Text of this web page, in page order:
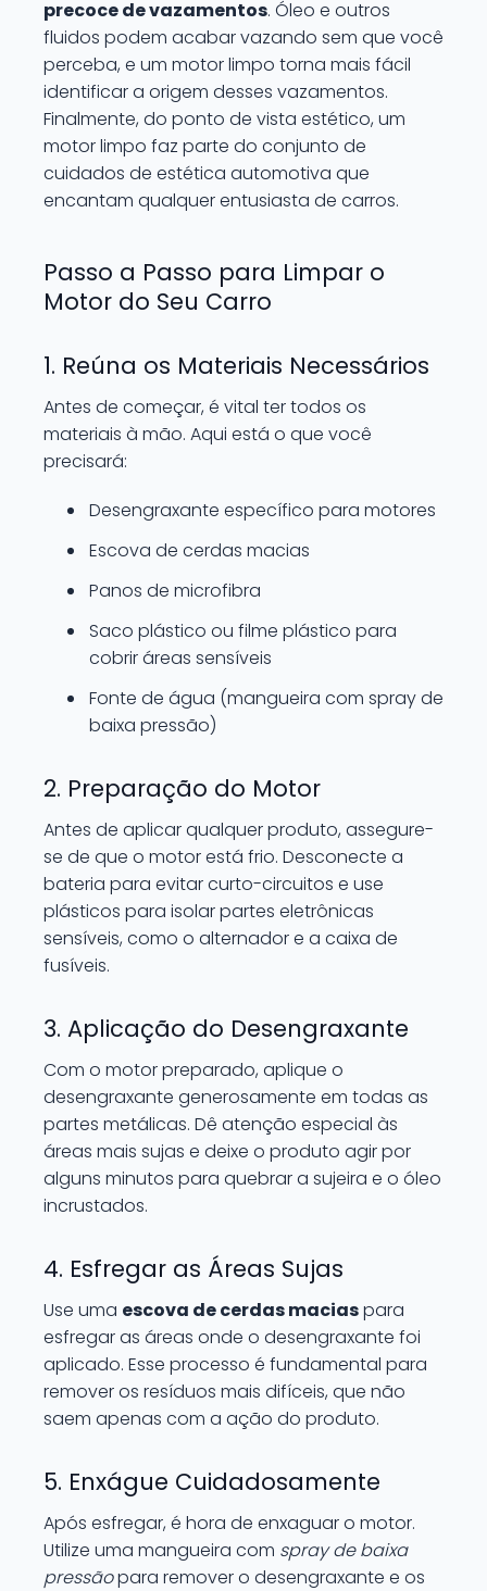
precoce de vazamentos. Óleo e outros
fluidos podem acabar vazando sem que você
perceba, e um motor limpo torna mais fácil
identificar a origem desses vazamentos.
Finalmente, do ponto de vista estético, um
motor limpo faz parte do conjunto de
cuidados de estética automotiva que
encantam qualquer entusiasta de carros.
Passo a Passo para Limpar o
Motor do Seu Carro
1. Reúna os Materiais Necessários
Antes de começar, é vital ter todos os
materiais à mão. Aqui está o que você
precisará:
Desengraxante específico para motores
Escova de cerdas macias
Panos de microfibra
Saco plástico ou filme plástico para
cobrir áreas sensíveis
Fonte de água (mangueira com spray de
baixa pressão)
2. Preparação do Motor
Antes de aplicar qualquer produto, assegure-
se de que o motor está frio. Desconecte a
bateria para evitar curto-circuitos e use
plásticos para isolar partes eletrônicas
sensíveis, como o alternador e a caixa de
fusíveis.
3. Aplicação do Desengraxante
Com o motor preparado, aplique o
desengraxante generosamente em todas as
partes metálicas. Dê atenção especial às
áreas mais sujas e deixe o produto agir por
alguns minutos para quebrar a sujeira e o óleo
incrustados.
4. Esfregar as Áreas Sujas
Use uma escova de cerdas maciaspara
esfregar as áreas onde o desengraxante foi
aplicado. Esse processo é fundamental para
remover os resíduos mais difíceis, que não
saem apenas com a ação do produto.
5. Enxágue Cuidadosamente
Após esfregar, é hora de enxaguar o motor.
Utilize uma mangueira com spray de baixa
pressãopara remover o desengraxante e os